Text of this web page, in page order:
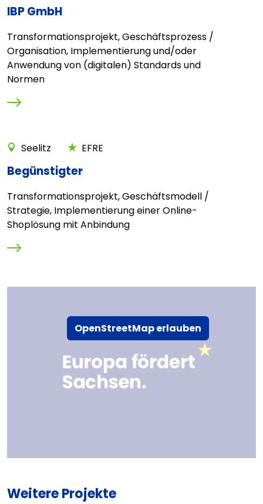
IBP GmbH
Transformationsprojekt, Geschäftsprozess /
Organisation, Implementierung und/oder
Anwendung von (digitalen) Standards und
Normen
Seelitz EFRE
Begünstigter
Transformationsprojekt, Geschäftsmodell /
Strategie, Implementierung einer Online-
Shoplösung mit Anbindung
OpenStreetMap erlauben
Weitere Projekte